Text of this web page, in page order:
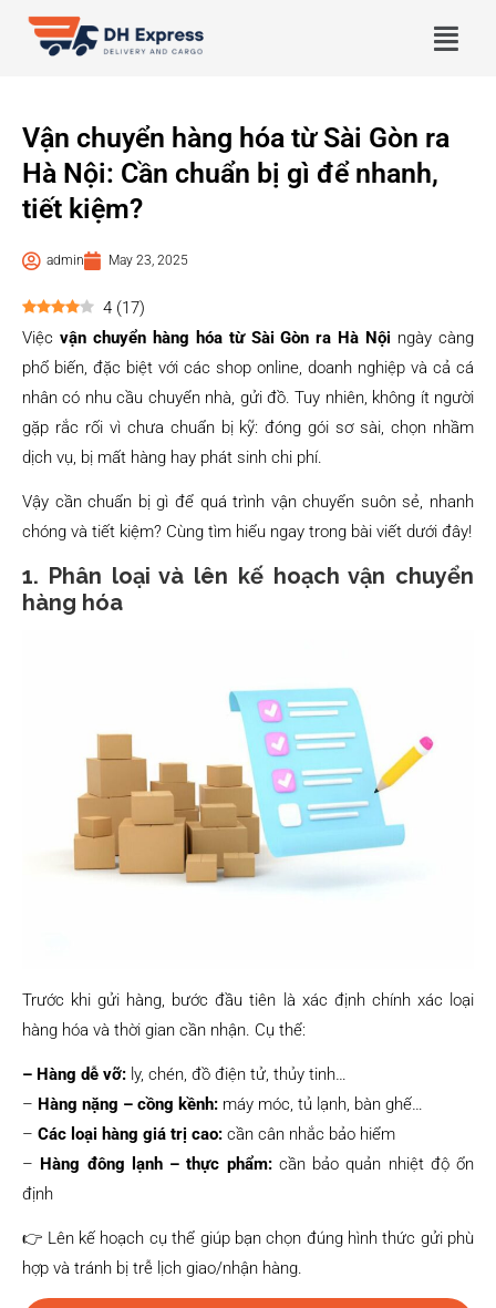
Vận chuyển hàng hóa từ Sài Gòn ra
Hà Nội: Cần chuẩn bị gì để nhanh,
tiết kiệm?
admin May 23, 2025
4 (17)
Việc vận chuyển hàng hóa từ Sài Gòn ra Hà Nội ngày càng
phổ biến, đặc biệt với các shop online, doanh nghiệp và cả cá
nhân có nhu cầu chuyển nhà, gửi đồ. Tuy nhiên, không ít người
gặp rắc rối vì chưa chuẩn bị kỹ: đóng gói sơ sài, chọn nhầm
dịch vụ, bị mất hàng hay phát sinh chi phí.
Vậy cần chuẩn bị gì để quá trình vận chuyển suôn sẻ, nhanh
chóng và tiết kiệm? Cùng tìm hiểu ngay trong bài viết dưới đây!
1. Phân loại và lên kế hoạch vận chuyển
hàng hóa
Trước khi gửi hàng, bước đầu tiên là xác định chính xác loại
hàng hóa và thời gian cần nhận. Cụ thể:
– Hàng dễ vỡ: ly, chén, đồ điện tử, thủy tinh…
– Hàng nặng – cồng kềnh: máy móc, tủ lạnh, bàn ghế…
– Các loại hàng giá trị cao: cần cân nhắc bảo hiểm
– Hàng đông lạnh – thực phẩm:cần bảo quản nhiệt độ ổn
định
👉 Lên kế hoạch cụ thể giúp bạn chọn đúng hình thức gửi phù
hợp và tránh bị trễ lịch giao/nhận hàng.